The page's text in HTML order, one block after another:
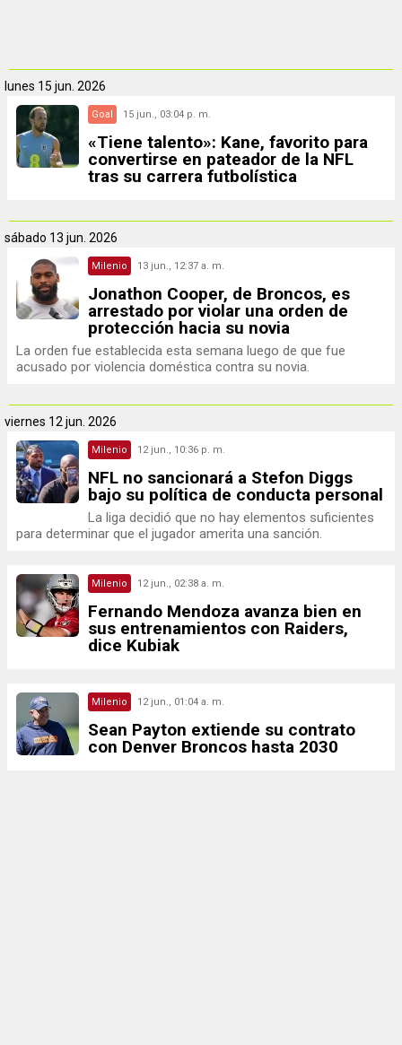
lunes 15 jun. 2026
Goal 15 jun., 03:04 p. m.
«Tiene talento»: Kane, favorito para
convertirse en pateador de la NFL
tras su carrera futbolística
sábado 13 jun. 2026
Milenio 13 jun., 12:37 a. m.
Jonathon Cooper, de Broncos, es
arrestado por violar una orden de
protección hacia su novia
La orden fue establecida esta semana luego de que fue
acusado por violencia doméstica contra su novia.
viernes 12 jun. 2026
Milenio 12 jun., 10:36 p. m.
NFL no sancionará a Stefon Diggs
bajo su política de conducta personal
La liga decidió que no hay elementos suficientes
para determinar que el jugador amerita una sanción.
Milenio 12 jun., 02:38 a. m.
Fernando Mendoza avanza bien en
sus entrenamientos con Raiders,
dice Kubiak
Milenio 12 jun., 01:04 a. m.
Sean Payton extiende su contrato
con Denver Broncos hasta 2030